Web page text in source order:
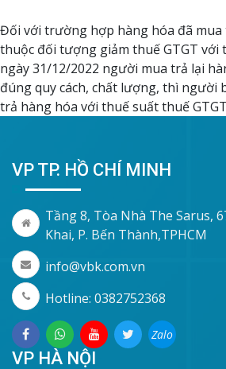
Đối với trường hợp hàng hóa đã mua
thuộc đối tượng giảm thuế GTGT với
ngày 31/12/2022 người mua trả lại
đúng quy cách, chất lượng, thì người
trả hàng hóa với thuế suất thuế
VP TP. HỒ CHÍ MINH
Tầng 8, Tòa Nhà The Sarus,
Khai, P. Bến Thành,TPHCM
info@vbk.com.vn
Hotline: 0382752368
Zalo
VP HÀ NỘI